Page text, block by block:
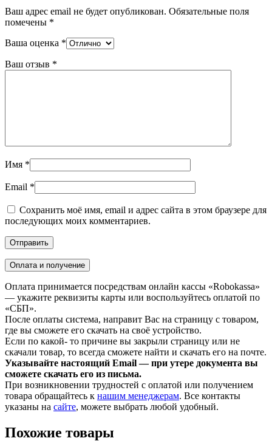
Ваш адрес email не будет опубликован. Обязательные поля
помечены *
Ваша оценка *
Ваш отзыв *
Имя *
Email *
Сохранить моё имя, email и адрес сайта в этом браузере для
последующих моих комментариев.
Оплата и получение
Оплата принимается посредствам онлайн кассы «Robokassa»
— укажите реквизиты карты или воспользуйтесь оплатой по
«СБП».
После оплаты система, направит Вас на страницу с товаром,
где вы сможете его скачать на своё устройство.
Если по какой- то причине вы закрыли страницу или не
скачали товар, то всегда сможете найти и скачать его на почте.
Указывайте настоящий Email — при утере документа вы
сможете скачать его из письма.
При возникновении трудностей с оплатой или получением
товара обращайтесь к нашим менеджерам. Все контакты
указаны на сайте, можете выбрать любой удобный.
Похожие товары